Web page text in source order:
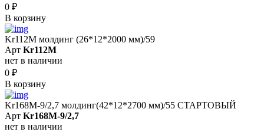
0 ₽
В корзину
Kr112M молдинг (26*12*2000 мм)/59
Арт Kr112M
нет в наличии
0 ₽
В корзину
Kr168M-9/2,7 молдинг(42*12*2700 мм)/55 СТАРТОВЫЙ
Арт Kr168M-9/2,7
нет в наличии